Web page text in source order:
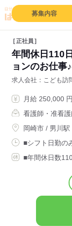
募集内容
正社員
年間休日110
ョンのお仕事♪
求人会社 こども訪
月給 250,000
看護師・准看護
岡崎市 / 男川駅
■シフト日勤の
■年間休日数